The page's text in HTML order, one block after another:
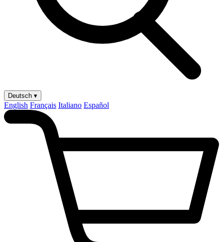
Deutsch ▾
English Français Italiano Español